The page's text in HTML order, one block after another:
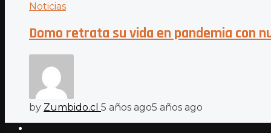
Noticias
Domo retrata su vida en pandemia con
by Zumbido.cl 5 años ago5 años ago